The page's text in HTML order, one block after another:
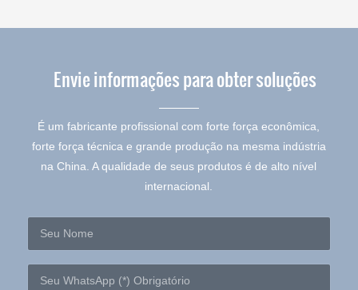
Envie informações para obter soluções
É um fabricante profissional com forte força econômica,
forte força técnica e grande produção na mesma indústria
na China. A qualidade de seus produtos é de alto nível
internacional.